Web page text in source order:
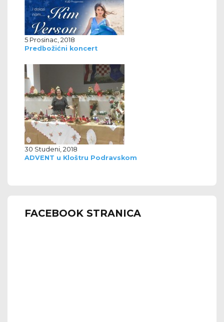
5 Prosinac, 2018
Predbožićni koncert
30 Studeni, 2018
ADVENT u Kloštru Podravskom
FACEBOOK STRANICA